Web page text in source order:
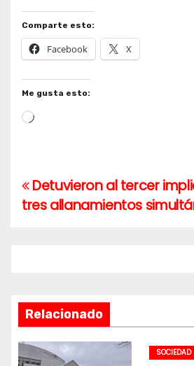
Comparte esto:
Facebook X
Me gusta esto:
Cargando...
Navegación
de
Detuvieron al tercer
tres allanamientos
Relacionado
SOCIEDAD